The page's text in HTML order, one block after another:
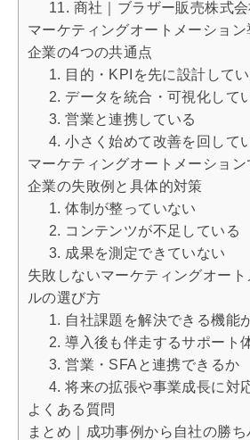
11. 商社｜ブラザー販売株式会
マーケティングオートメーション
企業の4つの共通点
1. 目的・KPIを先に設計して
2. データを統合・可視化して
3. 営業と連携している
4. 小さく始めて改善を回して
マーケティングオートメーショ
企業の失敗例と具体的対策
1. 体制が整っていない
2. コンテンツが不足している
3. 成果を測定できていない
失敗しないマーケティングオー
ルの選び方
1. 自社課題を解決できる機能
2. 導入後も伴走するサポート
3. 営業・SFAと連携できるか
4. 将来の拡張や事業成長に対
よくある質問
まとめ｜成功事例から自社の勝